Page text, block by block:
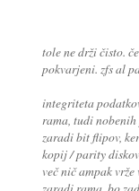
tole ne drži čisto.
pokvarjeni. zfs al
integriteta
rama, tudi
zaradi bit flipov,
kopij / parity
več nič ampak